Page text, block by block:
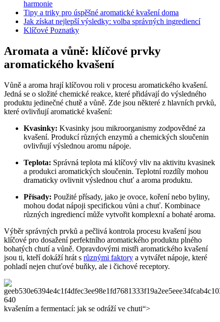
harmonie
Tipy a triky pro úspěšné aromatické kvašení doma
Jak získat nejlepší výsledky: volba správných ingrediencí
Klíčové Poznatky
Aromata a vůně: klíčové prvky
aromatického kvašení
Vůně a aroma hrají klíčovou roli v procesu aromatického kvašení.
Jedná se o složité chemické reakce, které přidávají do výsledného
produktu jedinečné chutě a vůně. Zde jsou některé z hlavních prvků,
které ovlivňují aromatické kvašení:
Kvasinky: Kvasinky jsou mikroorganismy zodpovědné za
kvašení. Produkcí různých enzymů a chemických sloučenin
ovlivňují výslednou aromu nápoje.
Teplota: Správná teplota má klíčový vliv na aktivitu kvasinek
a produkci aromatických sloučenin. Teplotní rozdíly mohou
dramaticky ovlivnit výslednou chuť a aroma produktu.
Přísady: Použité přísady, jako je ovoce, koření nebo byliny,
mohou dodat nápoji specifickou vůni a chuť. Kombinace
různých ingrediencí může vytvořit komplexní a bohaté aroma.
Výběr správných prvků a pečlivá kontrola procesu kvašení jsou
klíčové pro dosažení perfektního aromatického produktu plného
bohatých chutí a vůně. Opravdovými mistři aromatického kvašení
jsou ti, kteří dokáží hrát s různými faktory a vytvářet nápoje, které
pohladí nejen chuťové buňky, ale i čichové receptory.
kvašením a fermentací: jak se odráží ve chuti“>